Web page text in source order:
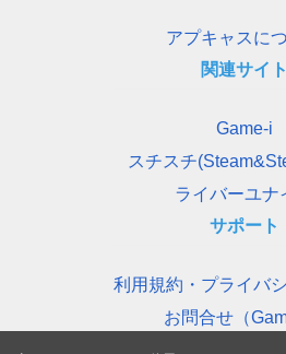
アプキャスに
関連サイト
Game-i
スチスチ
ライバーユナ
サポート
利用規約・プライバ
お問合せ（